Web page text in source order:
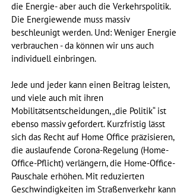
die Energie- aber auch die Verkehrspolitik.
Die Energiewende muss massiv
beschleunigt werden. Und: Weniger Energie
verbrauchen - da können wir uns auch
individuell einbringen.
Jede und jeder kann einen Beitrag leisten,
und viele auch mit ihren
Mobilitätsentscheidungen, „die Politik“ ist
ebenso massiv gefordert. Kurzfristig lässt
sich das Recht auf Home Office präzisieren,
die auslaufende Corona-Regelung (Home-
Office-Pflicht) verlängern, die Home-Office-
Pauschale erhöhen. Mit reduzierten
Geschwindigkeiten im Straßenverkehr kann